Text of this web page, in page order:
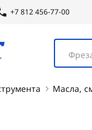
+7 812 456-77-00
Масла,